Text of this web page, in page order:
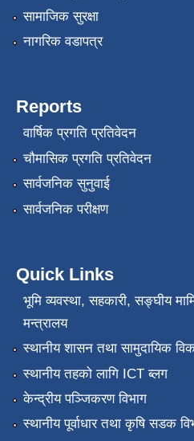
सामाजिक सुरक्षा
नागरिक वडापत्र
Reports
वार्षिक प्रगति प्रतिवेदन
चौमासिक प्रगति प्रतिवेदन
सार्वजनिक सुनुवाई
सार्वजनिक परीक्षण
Quick Links
भूमि व्यवस्था, सहकारी, सङ्‍घीय
मन्त्रालय
स्थानीय शासन तथा सामुदायिक
स्थानीय तहको लागि ICT ब्लग
केन्द्रीय पञ्जिकरण विभाग
स्थानीय पूर्वाधार तथा कृषि सडक